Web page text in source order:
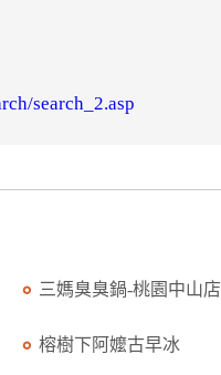
search_2.asp
三媽臭臭鍋-桃園中山店
榕樹下阿嬤古早冰